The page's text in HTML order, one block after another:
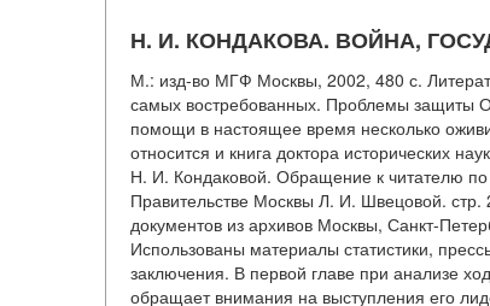
Н. И. КОНДАКОВА. ВОЙНА,
М.: изд-во МГФ Москвы, 2002, 480 с.
самых востребованных. Проблемы защиты
помощи в настоящее время несколько
относится и книга доктора исторических
Н. И. Кондаковой. Обращение к читателю
Правительстве Москвы Л. И. Швецовой. стр.
документов из архивов Москвы, Санкт-
Использованы материалы статистики,
заключения. В первой главе при анализе
обращает внимания на выступления его